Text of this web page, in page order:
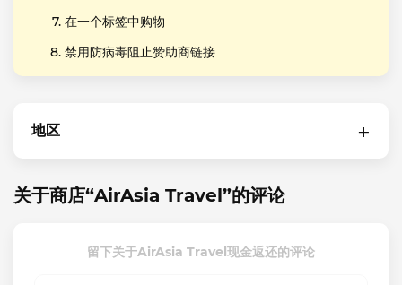
在一个标签中购物
禁用防病毒阻止赞助商链接
地区
关于商店“AirAsia Travel”的评论
留下关于AirAsia Travel现金返还的评论